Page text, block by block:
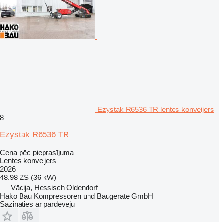
Ezystak R6536 TR lentes konveijers
8
Ezystak R6536 TR
Cena pēc pieprasījuma
Lentes konveijers
2026
48.98 ZS (36 kW)
Vācija, Hessisch Oldendorf
Hako Bau Kompressoren und Baugerate GmbH
Sazināties ar pārdevēju